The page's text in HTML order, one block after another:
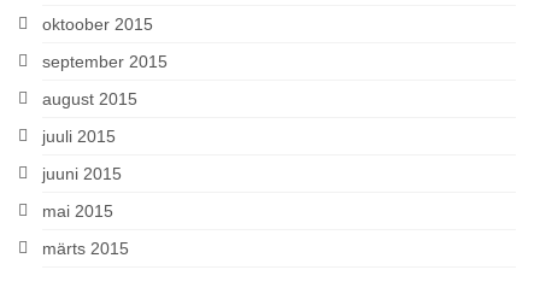
oktoober 2015
september 2015
august 2015
juuli 2015
juuni 2015
mai 2015
märts 2015